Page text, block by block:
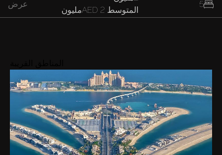
5
المتوسط
عرض